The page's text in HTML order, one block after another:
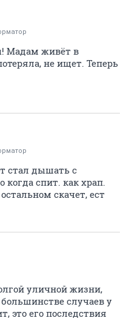
Мадам живёт в
не ищет. Теперь
стал дышать с
когда спит. как храп.
скачет, ест
уличной жизни,
случаев у
это его последствия